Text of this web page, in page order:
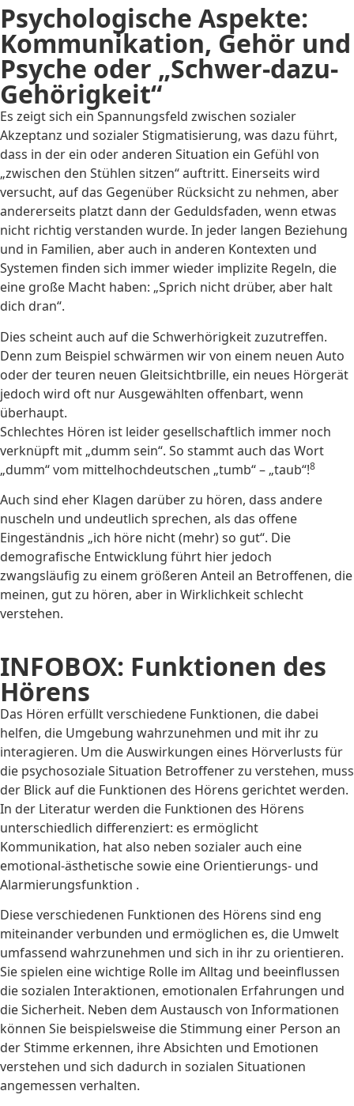
Psychologische Aspekte:
Kommunikation, Gehör und
Psyche oder „Schwer-dazu-
Gehörigkeit“
Es zeigt sich ein Spannungsfeld zwischen sozialer
Akzeptanz und sozialer Stigmatisierung, was dazu führt,
dass in der ein oder anderen Situation ein Gefühl von
„zwischen den Stühlen sitzen“ auftritt. Einerseits wird
versucht, auf das Gegenüber Rücksicht zu nehmen, aber
andererseits platzt dann der Geduldsfaden, wenn etwas
nicht richtig verstanden wurde. In jeder langen Beziehung
und in Familien, aber auch in anderen Kontexten und
Systemen finden sich immer wieder implizite Regeln, die
eine große Macht haben: „Sprich nicht drüber, aber halt
dich dran“.
Dies scheint auch auf die Schwerhörigkeit zuzutreffen.
Denn zum Beispiel schwärmen wir von einem neuen Auto
oder der teuren neuen Gleitsichtbrille, ein neues Hörgerät
jedoch wird oft nur Ausgewählten offenbart, wenn
überhaupt.
Schlechtes Hören ist leider gesellschaftlich immer noch
verknüpft mit „dumm sein“. So stammt auch das Wort
„dumm“ vom mittelhochdeutschen „tumb“ – „taub“!8
Auch sind eher Klagen darüber zu hören, dass andere
nuscheln und undeutlich sprechen, als das offene
Eingeständnis „ich höre nicht (mehr) so gut“. Die
demografische Entwicklung führt hier jedoch
zwangsläufig zu einem größeren Anteil an Betroffenen, die
meinen, gut zu hören, aber in Wirklichkeit schlecht
verstehen.
INFOBOX: Funktionen des
Hörens
Das Hören erfüllt verschiedene Funktionen, die dabei
helfen, die Umgebung wahrzunehmen und mit ihr zu
interagieren. Um die Auswirkungen eines Hörverlusts für
die psychosoziale Situation Betroffener zu verstehen, muss
der Blick auf die Funktionen des Hörens gerichtet werden.
In der Literatur werden die Funktionen des Hörens
unterschiedlich differenziert: es ermöglicht
Kommunikation, hat also neben sozialer auch eine
emotional-ästhetische sowie eine Orientierungs- und
Alarmierungsfunktion .
Diese verschiedenen Funktionen des Hörens sind eng
miteinander verbunden und ermöglichen es, die Umwelt
umfassend wahrzunehmen und sich in ihr zu orientieren.
Sie spielen eine wichtige Rolle im Alltag und beeinflussen
die sozialen Interaktionen, emotionalen Erfahrungen und
die Sicherheit. Neben dem Austausch von Informationen
können Sie beispielsweise die Stimmung einer Person an
der Stimme erkennen, ihre Absichten und Emotionen
verstehen und sich dadurch in sozialen Situationen
angemessen verhalten.